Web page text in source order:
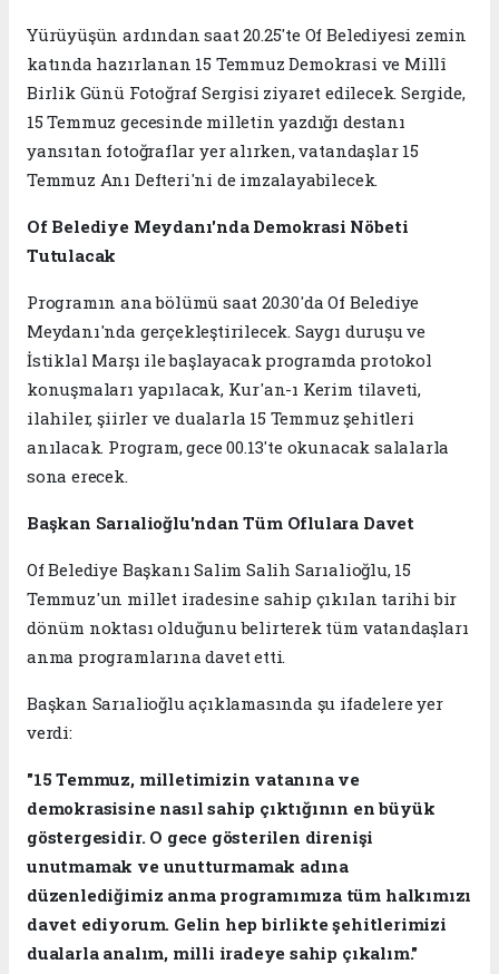
Yürüyüşün ardından saat 20.25'te Of Belediyesi zemin
katında hazırlanan 15 Temmuz Demokrasi ve Millî
Birlik Günü Fotoğraf Sergisi ziyaret edilecek. Sergide,
15 Temmuz gecesinde milletin yazdığı destanı
yansıtan fotoğraflar yer alırken, vatandaşlar 15
Temmuz Anı Defteri'ni de imzalayabilecek.
Of Belediye Meydanı'nda Demokrasi Nöbeti
Tutulacak
Programın ana bölümü saat 20.30'da Of Belediye
Meydanı'nda gerçekleştirilecek. Saygı duruşu ve
İstiklal Marşı ile başlayacak programda protokol
konuşmaları yapılacak, Kur'an-ı Kerim tilaveti,
ilahiler, şiirler ve dualarla 15 Temmuz şehitleri
anılacak. Program, gece 00.13'te okunacak salalarla
sona erecek.
Başkan Sarıalioğlu'ndan Tüm Oflulara Davet
Of Belediye Başkanı Salim Salih Sarıalioğlu, 15
Temmuz'un millet iradesine sahip çıkılan tarihi bir
dönüm noktası olduğunu belirterek tüm vatandaşları
anma programlarına davet etti.
Başkan Sarıalioğlu açıklamasında şu ifadelere yer
verdi:
"15 Temmuz, milletimizin vatanına ve
demokrasisine nasıl sahip çıktığının en büyük
göstergesidir. O gece gösterilen direnişi
unutmamak ve unutturmamak adına
düzenlediğimiz anma programımıza tüm halkımızı
davet ediyorum. Gelin hep birlikte şehitlerimizi
dualarla analım, milli iradeye sahip çıkalım."